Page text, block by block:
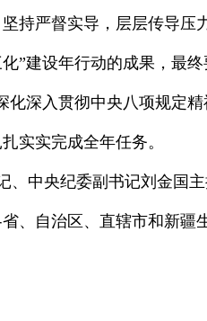
持严督实导，层层传导压
”建设年行动的成果，最
化深入贯彻中央八项规定
实实完成全年任务。
、中央纪委副书记刘金国
、自治区、直辖市和新疆